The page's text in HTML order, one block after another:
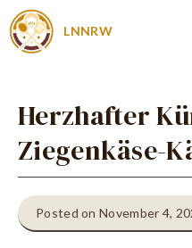
Zum
Inhalt
LNNRW
Herzhafter
Ziegenkäse-
Posted on November 4,